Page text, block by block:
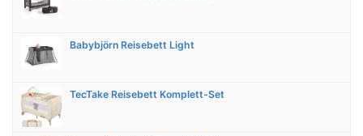
Babybjörn Reisebett Light
TecTake Reisebett Komplett-Set